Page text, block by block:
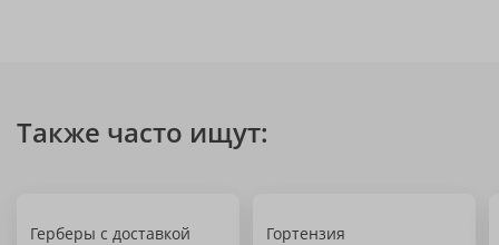
Также часто ищут:
Герберы с доставкой Гортензия